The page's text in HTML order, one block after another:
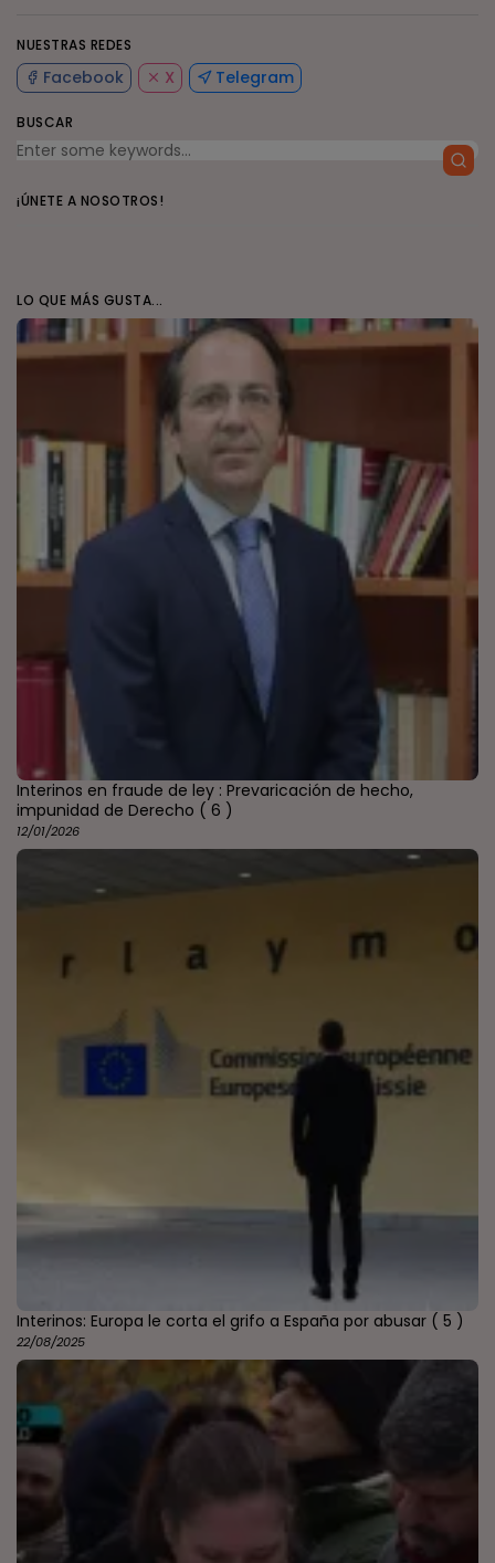
NUESTRAS REDES
Facebook X Telegram
BUSCAR
¡ÚNETE A NOSOTROS!
LO QUE MÁS GUSTA...
Interinos en fraude de ley : Prevaricación de hecho,
impunidad de Derecho ( 6 )
12/01/2026
Interinos: Europa le corta el grifo a España por abusar ( 5 )
22/08/2025